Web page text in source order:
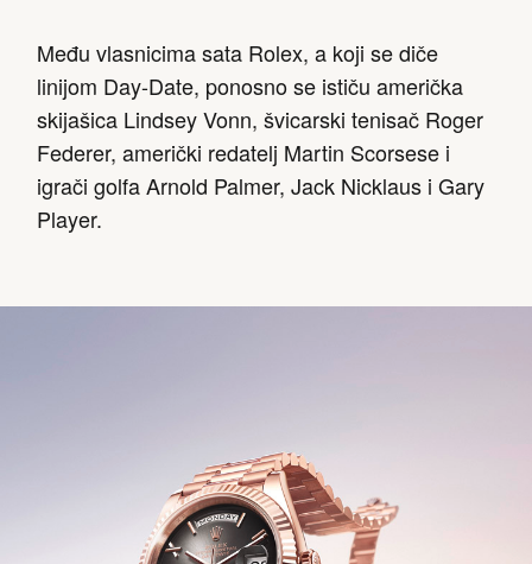
Među vlasnicima sata Rolex, a koji se diče
linijom Day-Date, ponosno se ističu američka
skijašica Lindsey Vonn, švicarski tenisač Roger
Federer, američki redatelj Martin Scorsese i
igrači golfa Arnold Palmer, Jack Nicklaus i Gary
Player.